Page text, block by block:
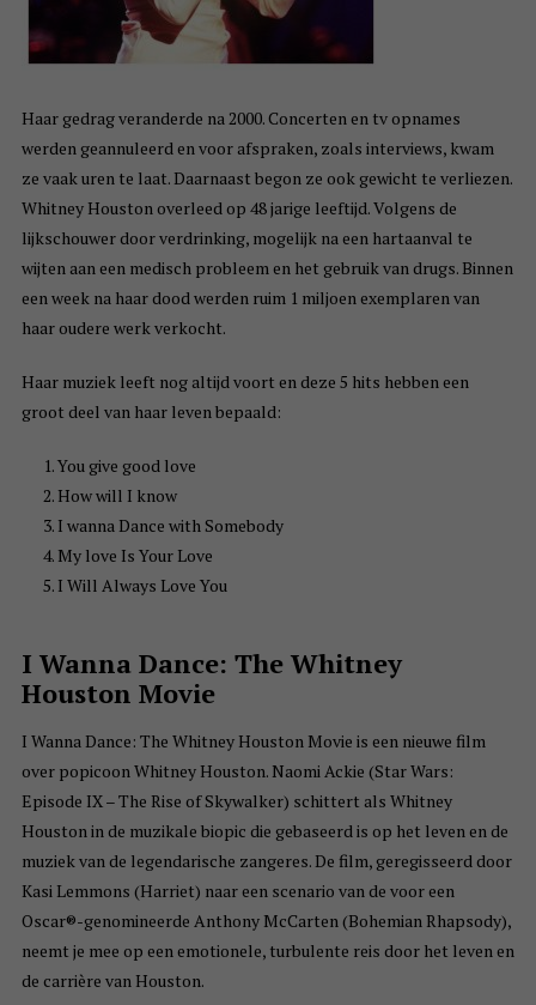
Haar gedrag veranderde na 2000. Concerten en tv opnames
werden geannuleerd en voor afspraken, zoals interviews, kwam
ze vaak uren te laat. Daarnaast begon ze ook gewicht te verliezen.
Whitney Houston overleed op 48 jarige leeftijd. Volgens de
lijkschouwer door verdrinking, mogelijk na een hartaanval te
wijten aan een medisch probleem en het gebruik van drugs. Binnen
een week na haar dood werden ruim 1 miljoen exemplaren van
haar oudere werk verkocht.
Haar muziek leeft nog altijd voort en deze 5 hits hebben een
groot deel van haar leven bepaald:
You give good love
How will I know
I wanna Dance with Somebody
My love Is Your Love
I Will Always Love You
I Wanna Dance: The Whitney
Houston Movie
I Wanna Dance: The Whitney Houston Movie is een nieuwe film
over popicoon Whitney Houston. Naomi Ackie (Star Wars:
Episode IX – The Rise of Skywalker) schittert als Whitney
Houston in de muzikale biopic die gebaseerd is op het leven en de
muziek van de legendarische zangeres. De film, geregisseerd door
Kasi Lemmons (Harriet) naar een scenario van de voor een
Oscar®-genomineerde Anthony McCarten (Bohemian Rhapsody),
neemt je mee op een emotionele, turbulente reis door het leven en
de carrière van Houston.